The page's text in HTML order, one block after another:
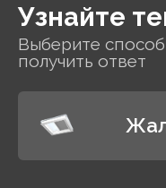
Узнайте
Выберите
получить ответ